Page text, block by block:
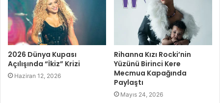
2026 Dünya Kupası
Açılışında “İkiz” Krizi
Haziran 12, 2026
Rihanna Kızı Rocki’nin
Yüzünü Birinci Kere
Mecmua Kapağında
Paylaştı
Mayıs 24, 2026